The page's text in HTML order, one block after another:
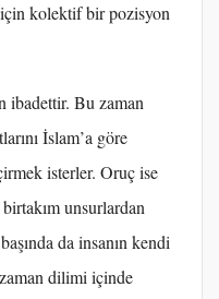
için kolektif bir pozisyon
ibadettir. Bu zaman
İslam’a göre
isterler. Oruç ise
unsurlardan
da insanın kendi
dilimi içinde